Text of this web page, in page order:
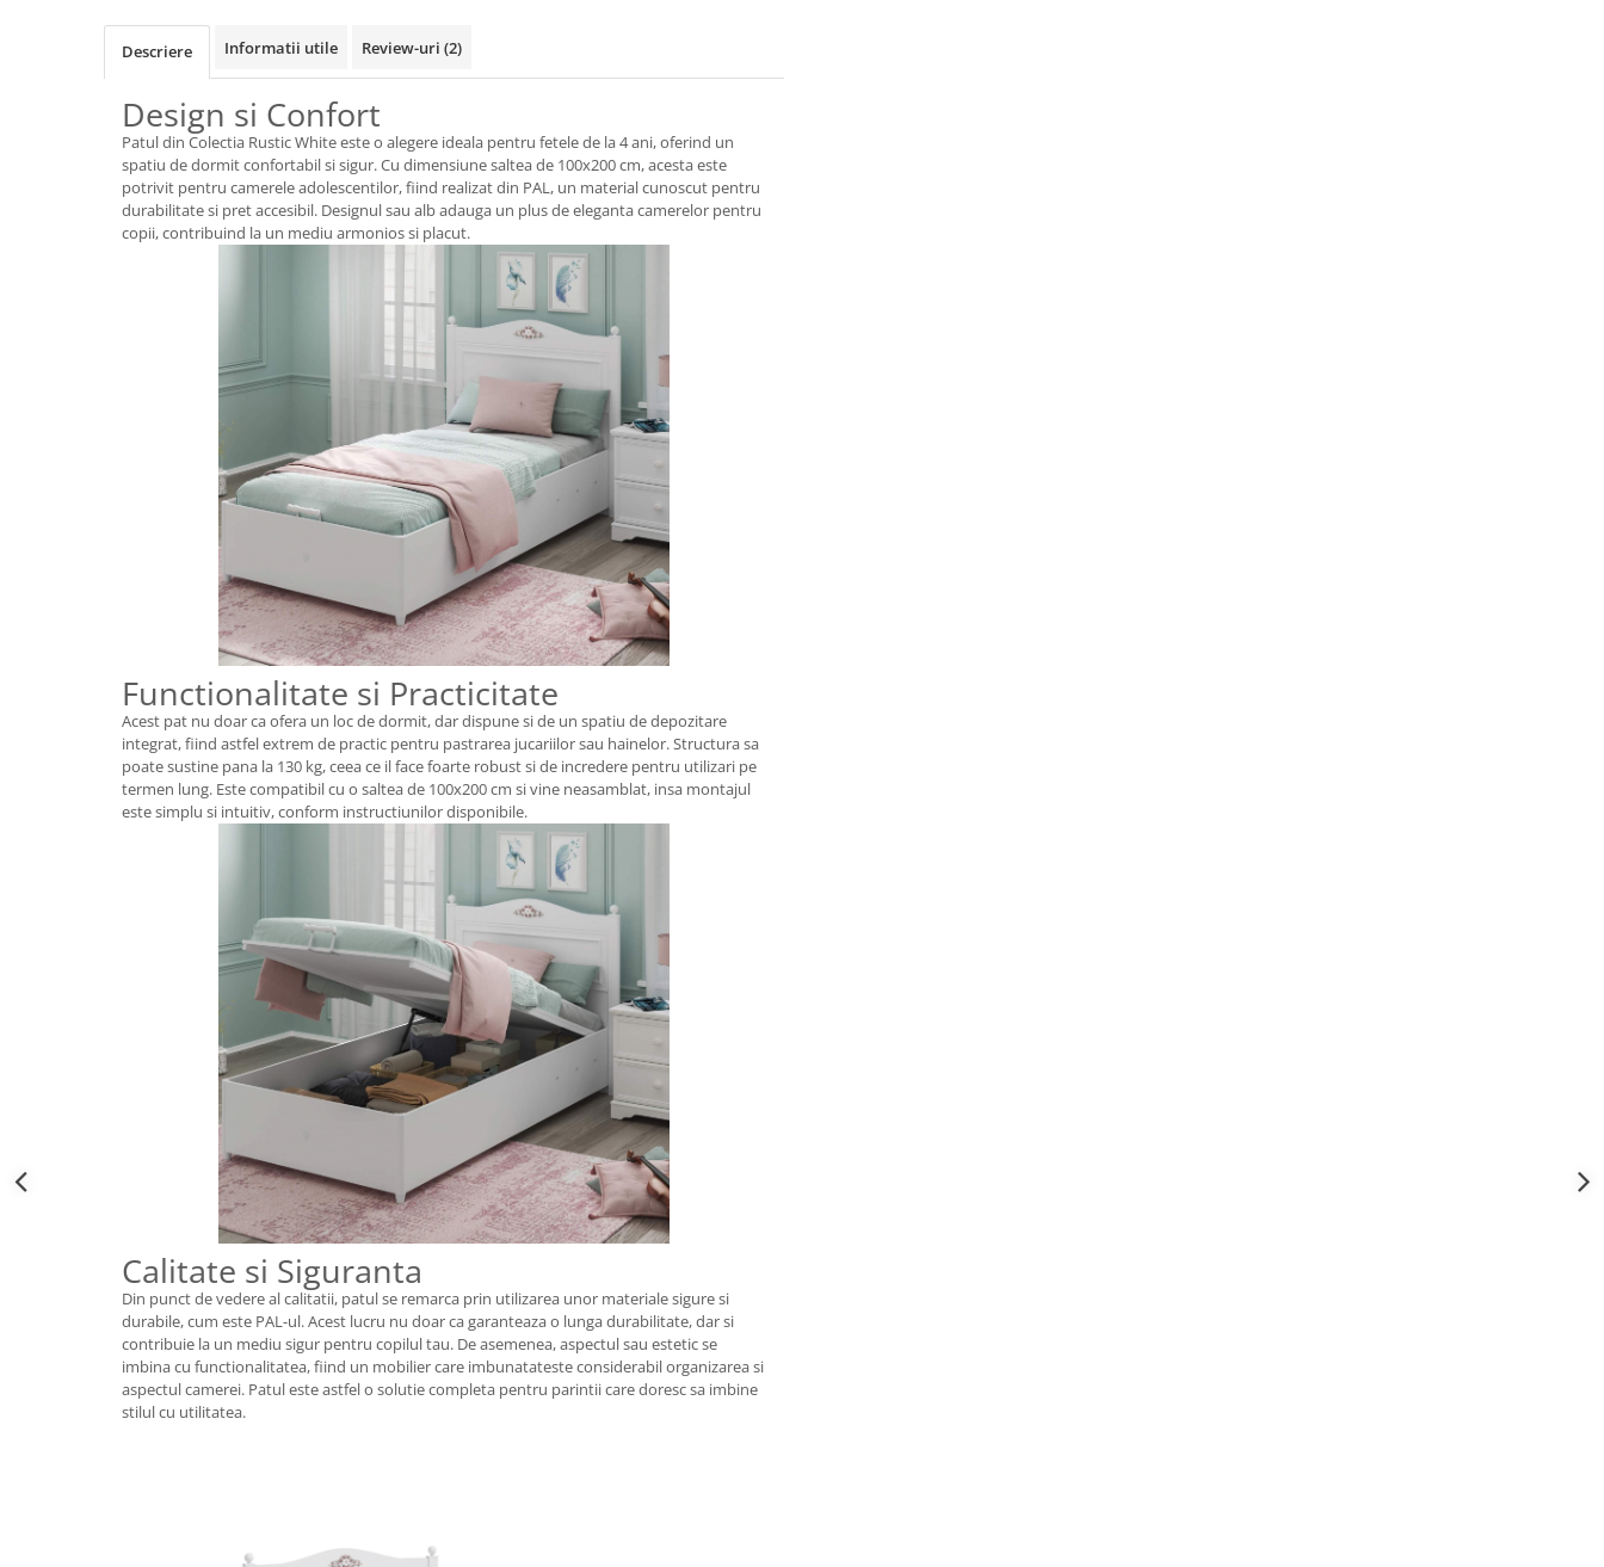
Descriere Informatii utile Review-uri (2)
Design si Confort
Patul din Colectia Rustic White este o alegere ideala pentru fetele de la 4 ani, oferind un
spatiu de dormit confortabil si sigur. Cu dimensiune saltea de 100x200 cm, acesta este
potrivit pentru camerele adolescentilor, fiind realizat din PAL, un material cunoscut pentru
durabilitate si pret accesibil. Designul sau alb adauga un plus de eleganta camerelor pentru
copii, contribuind la un mediu armonios si placut.
Functionalitate si Practicitate
Acest pat nu doar ca ofera un loc de dormit, dar dispune si de un spatiu de depozitare
integrat, fiind astfel extrem de practic pentru pastrarea jucariilor sau hainelor. Structura sa
poate sustine pana la 130 kg, ceea ce il face foarte robust si de incredere pentru utilizari pe
termen lung. Este compatibil cu o saltea de 100x200 cm si vine neasamblat, insa montajul
este simplu si intuitiv, conform instructiunilor disponibile.
Calitate si Siguranta
Din punct de vedere al calitatii, patul se remarca prin utilizarea unor materiale sigure si
durabile, cum este PAL-ul. Acest lucru nu doar ca garanteaza o lunga durabilitate, dar si
contribuie la un mediu sigur pentru copilul tau. De asemenea, aspectul sau estetic se
imbina cu functionalitatea, fiind un mobilier care imbunatateste considerabil organizarea si
aspectul camerei. Patul este astfel o solutie completa pentru parintii care doresc sa imbine
stilul cu utilitatea.